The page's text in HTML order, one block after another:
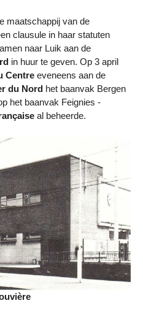
maatschappij van de
clausule in haar statuten
naar Luik aan de
in huur te geven. Op 3 april
Centre eveneens aan de
du Nord het baanvak Bergen
het baanvak Feignies -
al beheerde.